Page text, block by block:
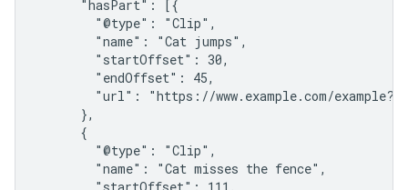
      "hasPart": [{
        "@type": "Clip",
        "name": "Cat jumps",
        "startOffset": 30,
        "endOffset": 45,
"url": "https://www.example.com/
      },
      {
        "@type": "Clip",
        "name": "Cat misses the fence",
        "startOffset": 111,